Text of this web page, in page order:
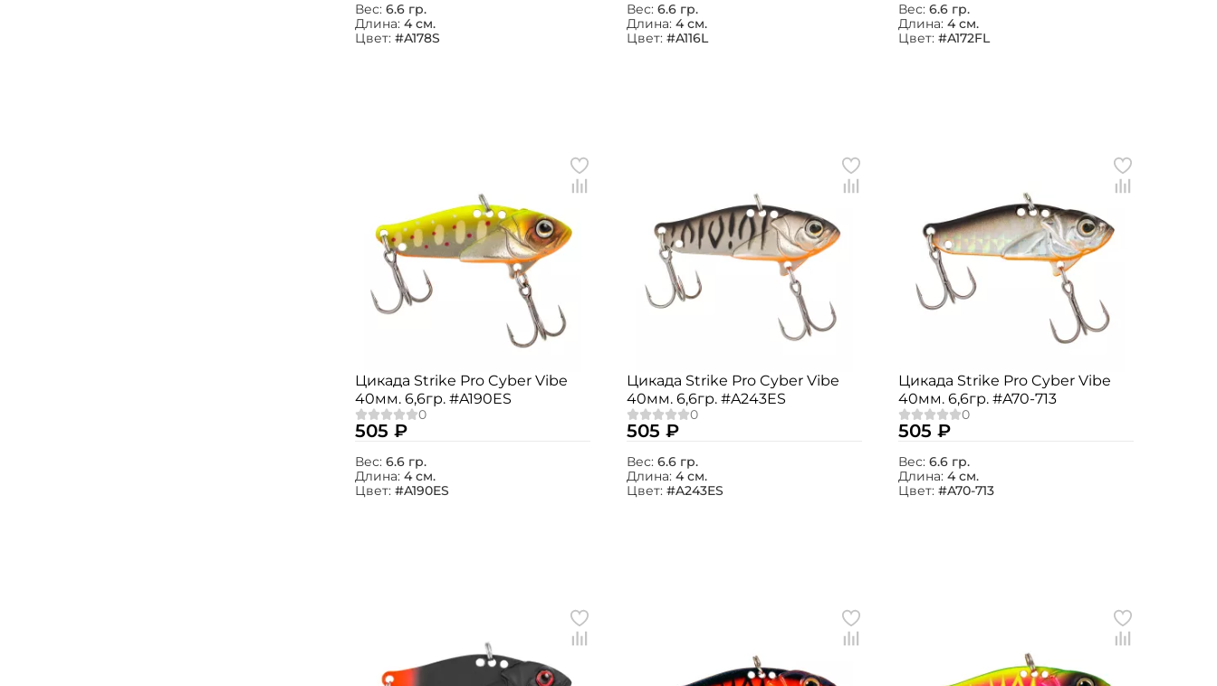
Вес: 6.6 гр.
Длина: 4 см.
Цвет: #A178S
Вес: 6.6 гр.
Длина: 4 см.
Цвет: #A116L
Вес: 6.6 гр.
Длина: 4 см.
Цвет: #A172FL
Цикада Strike Pro Cyber Vibe
40мм. 6,6гр. #A190ES
505 ₽
Вес: 6.6 гр.
Длина: 4 см.
Цвет: #A190ES
Цикада Strike Pro Cyber Vibe
40мм. 6,6гр. #A243ES
505 ₽
Вес: 6.6 гр.
Длина: 4 см.
Цвет: #A243ES
Цикада Strike Pro Cyber Vibe
40мм. 6,6гр. #A70-713
505 ₽
Вес: 6.6 гр.
Длина: 4 см.
Цвет: #A70-713
Повторите пароль: *
Заполняя данную форму вы соглашаетесь на
обработкуперсональных данных
Создать аккаунт
У меня уже есть аккаунт